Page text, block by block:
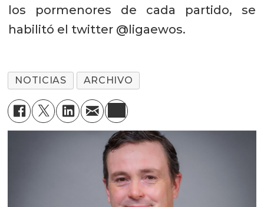
los pormenores de cada partido, se
habilitó el twitter @ligaewos.
NOTICIAS ARCHIVO